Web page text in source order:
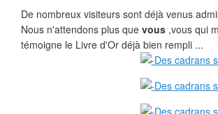
De nombreux visiteurs sont déjà venus
Nous n'attendons plus que vous ,vous qui
témoigne le Livre d'Or déjà bien rempli ...